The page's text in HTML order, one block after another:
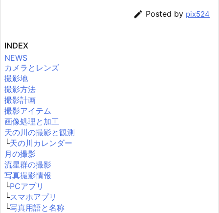
 Posted by pix524
INDEX
NEWS
カメラとレンズ
撮影地
撮影方法
撮影計画
撮影アイテム
画像処理と加工
天の川の撮影と観測
└天の川カレンダー
月の撮影
流星群の撮影
写真撮影情報
└PCアプリ
└スマホアプリ
└写真用語と名称